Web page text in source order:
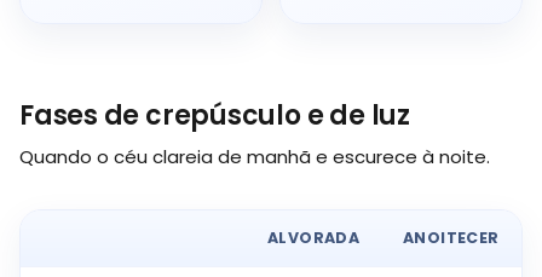
Fases de crepúsculo e de luz
Quando o céu clareia de manhã e escurece à noite.
ALVORADA ANOITECER